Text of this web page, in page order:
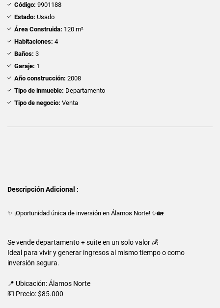
Código: 9901188
Estado: Usado
Área Construida: 120 m²
Habitaciones: 4
Baños: 3
Garaje: 1
Año construcción: 2008
Tipo de inmueble: Departamento
Tipo de negocio: Venta
Descripción Adicional :
✨ ¡Oportunidad única de inversión en Álamos Norte! ✨🏡
Se vende departamento + suite en un solo valor 💰
Ideal para vivir y generar ingresos al mismo tiempo o como
inversión segura.
📍 Ubicación: Álamos Norte
💵 Precio: $85.000